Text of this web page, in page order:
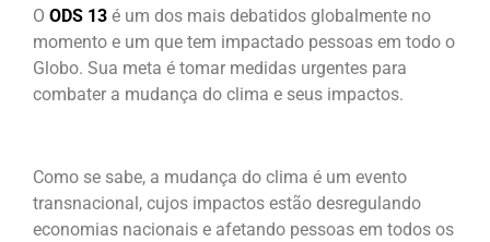
O ODS 13 é um dos mais debatidos globalmente no
momento e um que tem impactado pessoas em todo o
Globo. Sua meta é tomar medidas urgentes para
combater a mudança do clima e seus impactos.
Como se sabe, a mudança do clima é um evento
transnacional, cujos impactos estão desregulando
economias nacionais e afetando pessoas em todos os